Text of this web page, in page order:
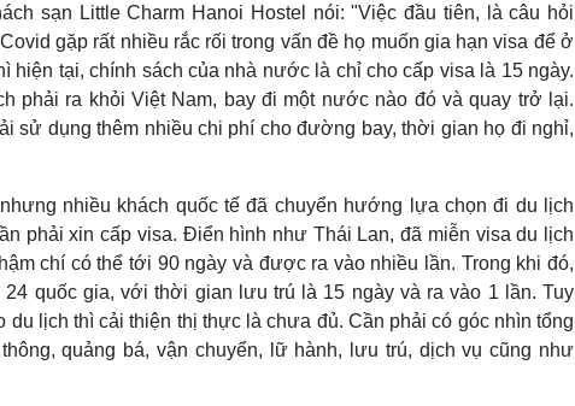
sạn Little Charm Hanoi Hostel nói: "Việc đầu tiên, là câu hỏi
gặp rất nhiều rắc rối trong vấn đề họ muốn gia hạn visa để ở
tại, chính sách của nhà nước là chỉ cho cấp visa là 15 ngày.
phải ra khỏi Việt Nam, bay đi một nước nào đó và quay trở lại.
sử dụng thêm nhiều chi phí cho đường bay, thời gian họ đi nghỉ,
nhiều khách quốc tế đã chuyển hướng lựa chọn đi du lịch
phải xin cấp visa. Điển hình như Thái Lan, đã miễn visa du lịch
chí có thể tới 90 ngày và được ra vào nhiều lần. Trong khi đó,
quốc gia, với thời gian lưu trú là 15 ngày và ra vào 1 lần. Tuy
lịch thì cải thiện thị thực là chưa đủ. Cần phải có góc nhìn tổng
quảng bá, vận chuyển, lữ hành, lưu trú, dịch vụ cũng như